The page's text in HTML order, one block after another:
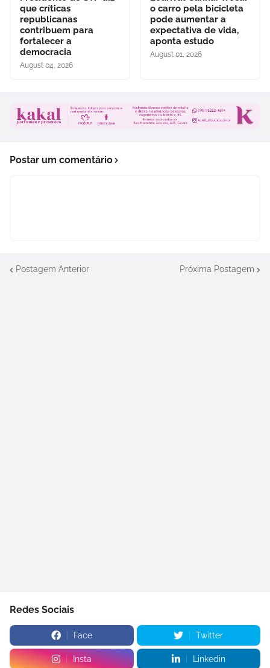
que críticas
republicanas
contribuem para
fortalecer a
democracia
August 04, 2026
o carro pela bicicleta
pode aumentar a
expectativa de vida,
aponta estudo
August 01, 2026
Postar um comentário
Postagem Anterior Próxima Postagem
Redes Sociais
Face Twitter
Insta Linkedin